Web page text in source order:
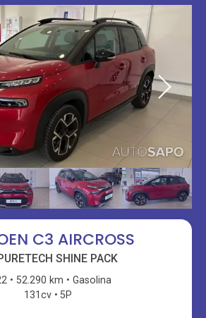
C3 AIRCROSS
SHINE PACK
52.290 km
Gasolina
131cv
5P